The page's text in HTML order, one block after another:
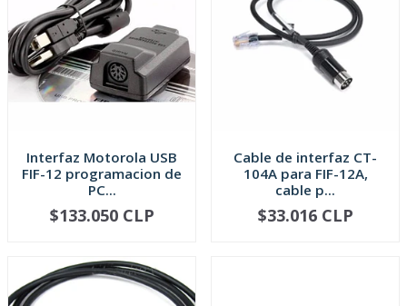
Interfaz Motorola USB
FIF-12 programacion de
PC...
+
$133.050 CLP
Cable de interfaz CT-
104A para FIF-12A,
cable p...
+
$33.016 CLP